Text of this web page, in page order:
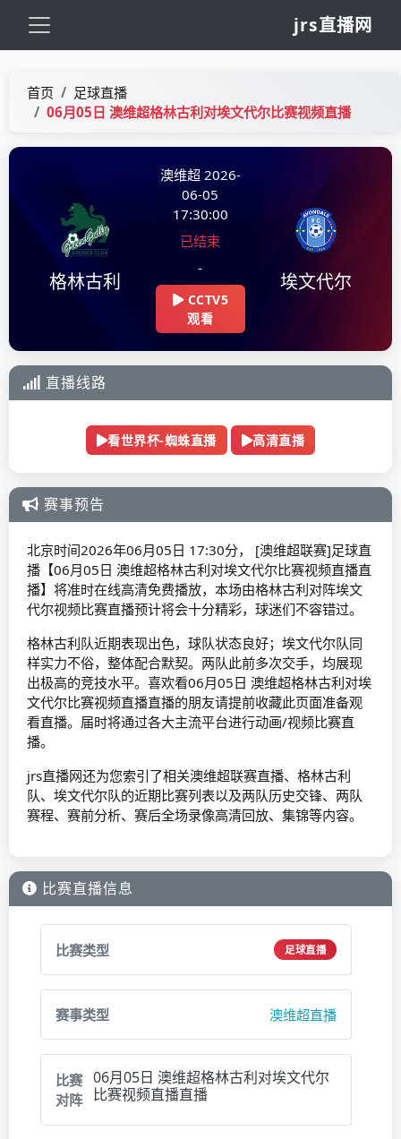
jrs直播网
首页
足球直播
06月05日 澳维超格林古利对埃文代尔比赛视频直播
格林古利
澳维超 2026-
06-05
17:30:00
已结束
-
CCTV5
观看
埃文代尔
直播线路
看世界杯-蜘蛛直播 高清直播
赛事预告
北京时间2026年06月05日 17:30分， [澳维超联赛]足球直
播【06月05日 澳维超格林古利对埃文代尔比赛视频直播直
播】将准时在线高清免费播放，本场由格林古利对阵埃文
代尔视频比赛直播预计将会十分精彩，球迷们不容错过。
格林古利队近期表现出色，球队状态良好；埃文代尔队同
样实力不俗，整体配合默契。两队此前多次交手，均展现
出极高的竞技水平。喜欢看06月05日 澳维超格林古利对埃
文代尔比赛视频直播直播的朋友请提前收藏此页面准备观
看直播。届时将通过各大主流平台进行动画/视频比赛直
播。
jrs直播网还为您索引了相关澳维超联赛直播、格林古利
队、埃文代尔队的近期比赛列表以及两队历史交锋、两队
赛程、赛前分析、赛后全场录像高清回放、集锦等内容。
比赛直播信息
比赛类型 足球直播
赛事类型 澳维超直播
比赛
对阵
06月05日 澳维超格林古利对埃文代尔
比赛视频直播直播